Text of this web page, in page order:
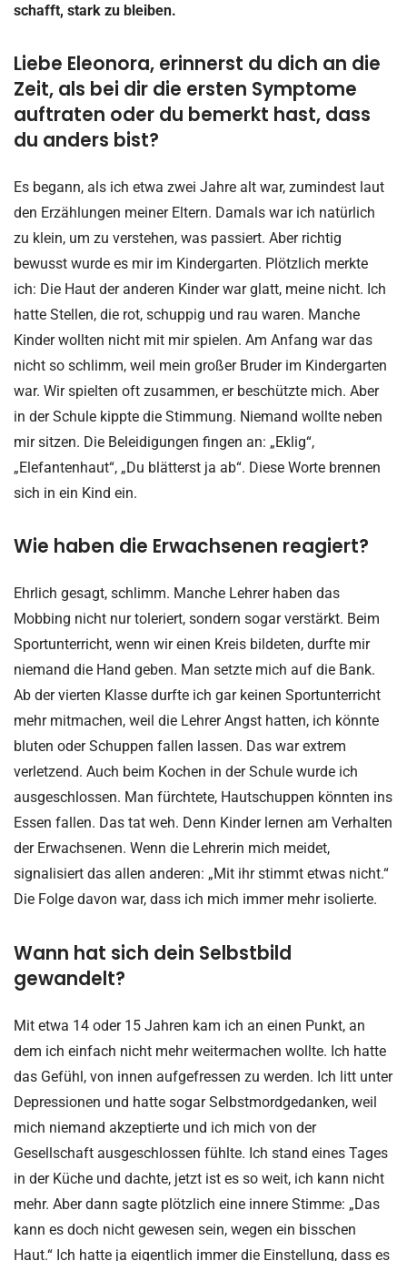
schafft, stark zu bleiben.
Liebe Eleonora, erinnerst du dich an die
Zeit, als bei dir die ersten Symptome
auftraten oder du bemerkt hast, dass
du anders bist?
Es begann, als ich etwa zwei Jahre alt war, zumindest laut
den Erzählungen meiner Eltern. Damals war ich natürlich
zu klein, um zu verstehen, was passiert. Aber richtig
bewusst wurde es mir im Kindergarten. Plötzlich merkte
ich: Die Haut der anderen Kinder war glatt, meine nicht. Ich
hatte Stellen, die rot, schuppig und rau waren. Manche
Kinder wollten nicht mit mir spielen. Am Anfang war das
nicht so schlimm, weil mein großer Bruder im Kindergarten
war. Wir spielten oft zusammen, er beschützte mich. Aber
in der Schule kippte die Stimmung. Niemand wollte neben
mir sitzen. Die Beleidigungen fingen an: „Eklig“,
„Elefantenhaut“, „Du blätterst ja ab“. Diese Worte brennen
sich in ein Kind ein.
Wie haben die Erwachsenen reagiert?
Ehrlich gesagt, schlimm. Manche Lehrer haben das
Mobbing nicht nur toleriert, sondern sogar verstärkt. Beim
Sportunterricht, wenn wir einen Kreis bildeten, durfte mir
niemand die Hand geben. Man setzte mich auf die Bank.
Ab der vierten Klasse durfte ich gar keinen Sportunterricht
mehr mitmachen, weil die Lehrer Angst hatten, ich könnte
bluten oder Schuppen fallen lassen. Das war extrem
verletzend. Auch beim Kochen in der Schule wurde ich
ausgeschlossen. Man fürchtete, Hautschuppen könnten ins
Essen fallen. Das tat weh. Denn Kinder lernen am Verhalten
der Erwachsenen. Wenn die Lehrerin mich meidet,
signalisiert das allen anderen: „Mit ihr stimmt etwas nicht.“
Die Folge davon war, dass ich mich immer mehr isolierte.
Wann hat sich dein Selbstbild
gewandelt?
Mit etwa 14 oder 15 Jahren kam ich an einen Punkt, an
dem ich einfach nicht mehr weitermachen wollte. Ich hatte
das Gefühl, von innen aufgefressen zu werden. Ich litt unter
Depressionen und hatte sogar Selbstmordgedanken, weil
mich niemand akzeptierte und ich mich von der
Gesellschaft ausgeschlossen fühlte. Ich stand eines Tages
in der Küche und dachte, jetzt ist es so weit, ich kann nicht
mehr. Aber dann sagte plötzlich eine innere Stimme: „Das
kann es doch nicht gewesen sein, wegen ein bisschen
Haut.“ Ich hatte ja eigentlich immer die Einstellung, dass es